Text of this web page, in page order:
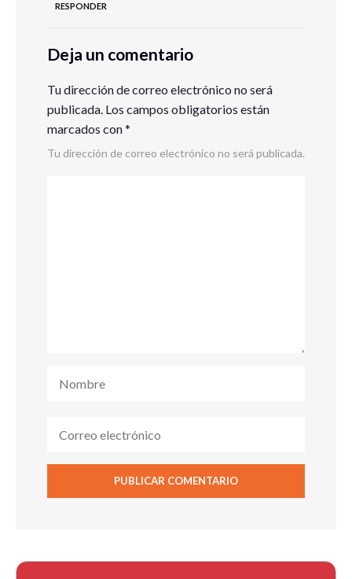
RESPONDER
Deja un comentario
Tu dirección de correo electrónico no será
publicada. Los campos obligatorios están
marcados con*
Tu dirección de correo electrónico no será publicada.